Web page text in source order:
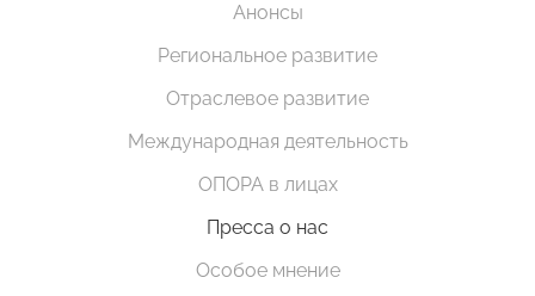
Анонсы
Региональное развитие
Отраслевое развитие
Международная деятельность
ОПОРА в лицах
Пресса о нас
Особое мнение